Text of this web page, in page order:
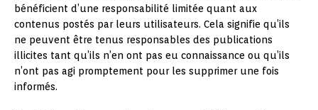
bénéficient d’une responsabilité limitée quant aux
contenus postés par leurs utilisateurs. Cela signifie qu’ils
ne peuvent être tenus responsables des publications
illicites tant qu’ils n’en ont pas eu connaissance ou qu’ils
n’ont pas agi promptement pour les supprimer une fois
informés.